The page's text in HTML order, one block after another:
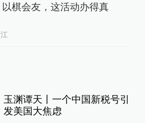
棋会友，这活动办得真
玉渊谭天丨一个中国新税号引
发美国大焦虑